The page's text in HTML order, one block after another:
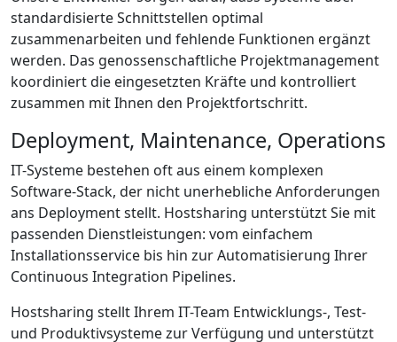
standardisierte Schnittstellen optimal
zusammenarbeiten und fehlende Funktionen ergänzt
werden. Das genossenschaftliche Projektmanagement
koordiniert die eingesetzten Kräfte und kontrolliert
zusammen mit Ihnen den Projektfortschritt.
Deployment, Maintenance, Operations
IT-Systeme bestehen oft aus einem komplexen
Software-Stack, der nicht unerhebliche Anforderungen
ans Deployment stellt. Hostsharing unterstützt Sie mit
passenden Dienstleistungen: vom einfachem
Installationsservice bis hin zur Automatisierung Ihrer
Continuous Integration Pipelines.
Hostsharing stellt Ihrem IT-Team Entwicklungs-, Test-
und Produktivsysteme zur Verfügung und unterstützt